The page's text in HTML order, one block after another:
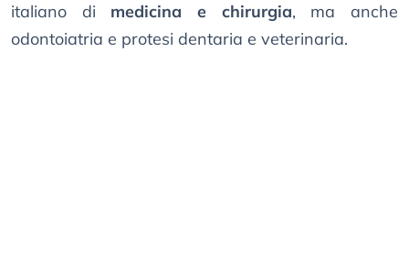
italiano di medicina e chirurgia, ma anche
odontoiatria e protesi dentaria e veterinaria.